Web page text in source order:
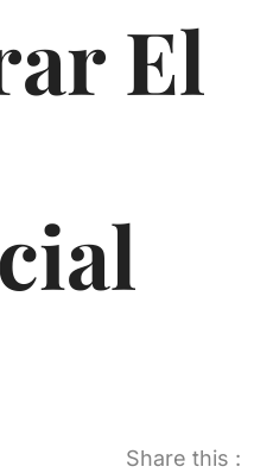
El
Share this :